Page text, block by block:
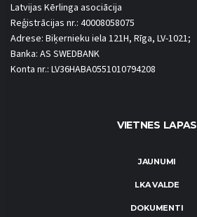
Latvijas Kērlinga asociācija
Reģistrācijas nr.: 40008058075
Adrese: Biķernieku iela 121H, Rīga, LV-1021;
Banka: AS SWEDBANK
Konta nr.: LV36HABA0551010794208
VIETNES LAPAS
JAUNUMI
LKA VALDE
DOKUMENTI